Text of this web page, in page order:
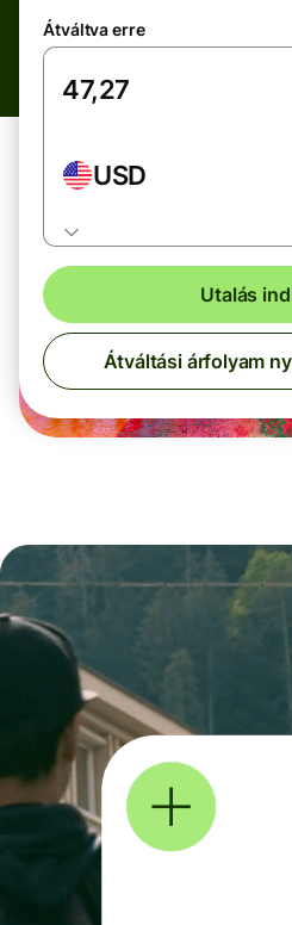
Átváltva erre
USD
Utalás
Átváltási árfolyam